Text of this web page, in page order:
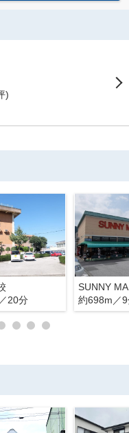
)
20分
約698m／